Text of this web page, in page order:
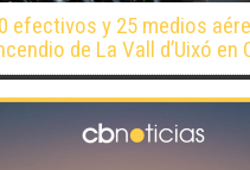
efectivos y 25 medios
de La Vall d’Uixó en